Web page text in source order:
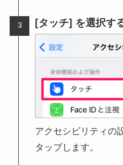
[タッチ] を選択す
アクセシビリティの
タップします。